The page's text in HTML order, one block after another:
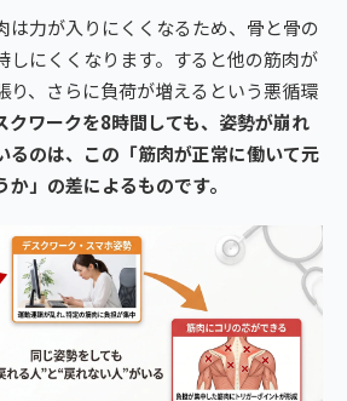
は力が入りにくくなるため、骨と骨の
しにくくなります。すると他の筋肉が
り、さらに負荷が増えるという悪循環
クワークを8時間しても、姿勢が崩れ
るのは、この「筋肉が正常に働いて元
」の差によるものです。